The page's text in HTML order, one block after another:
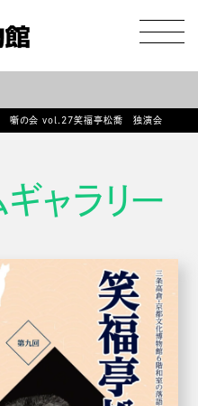
噺の会 vol.27笑福亭松喬 独演会